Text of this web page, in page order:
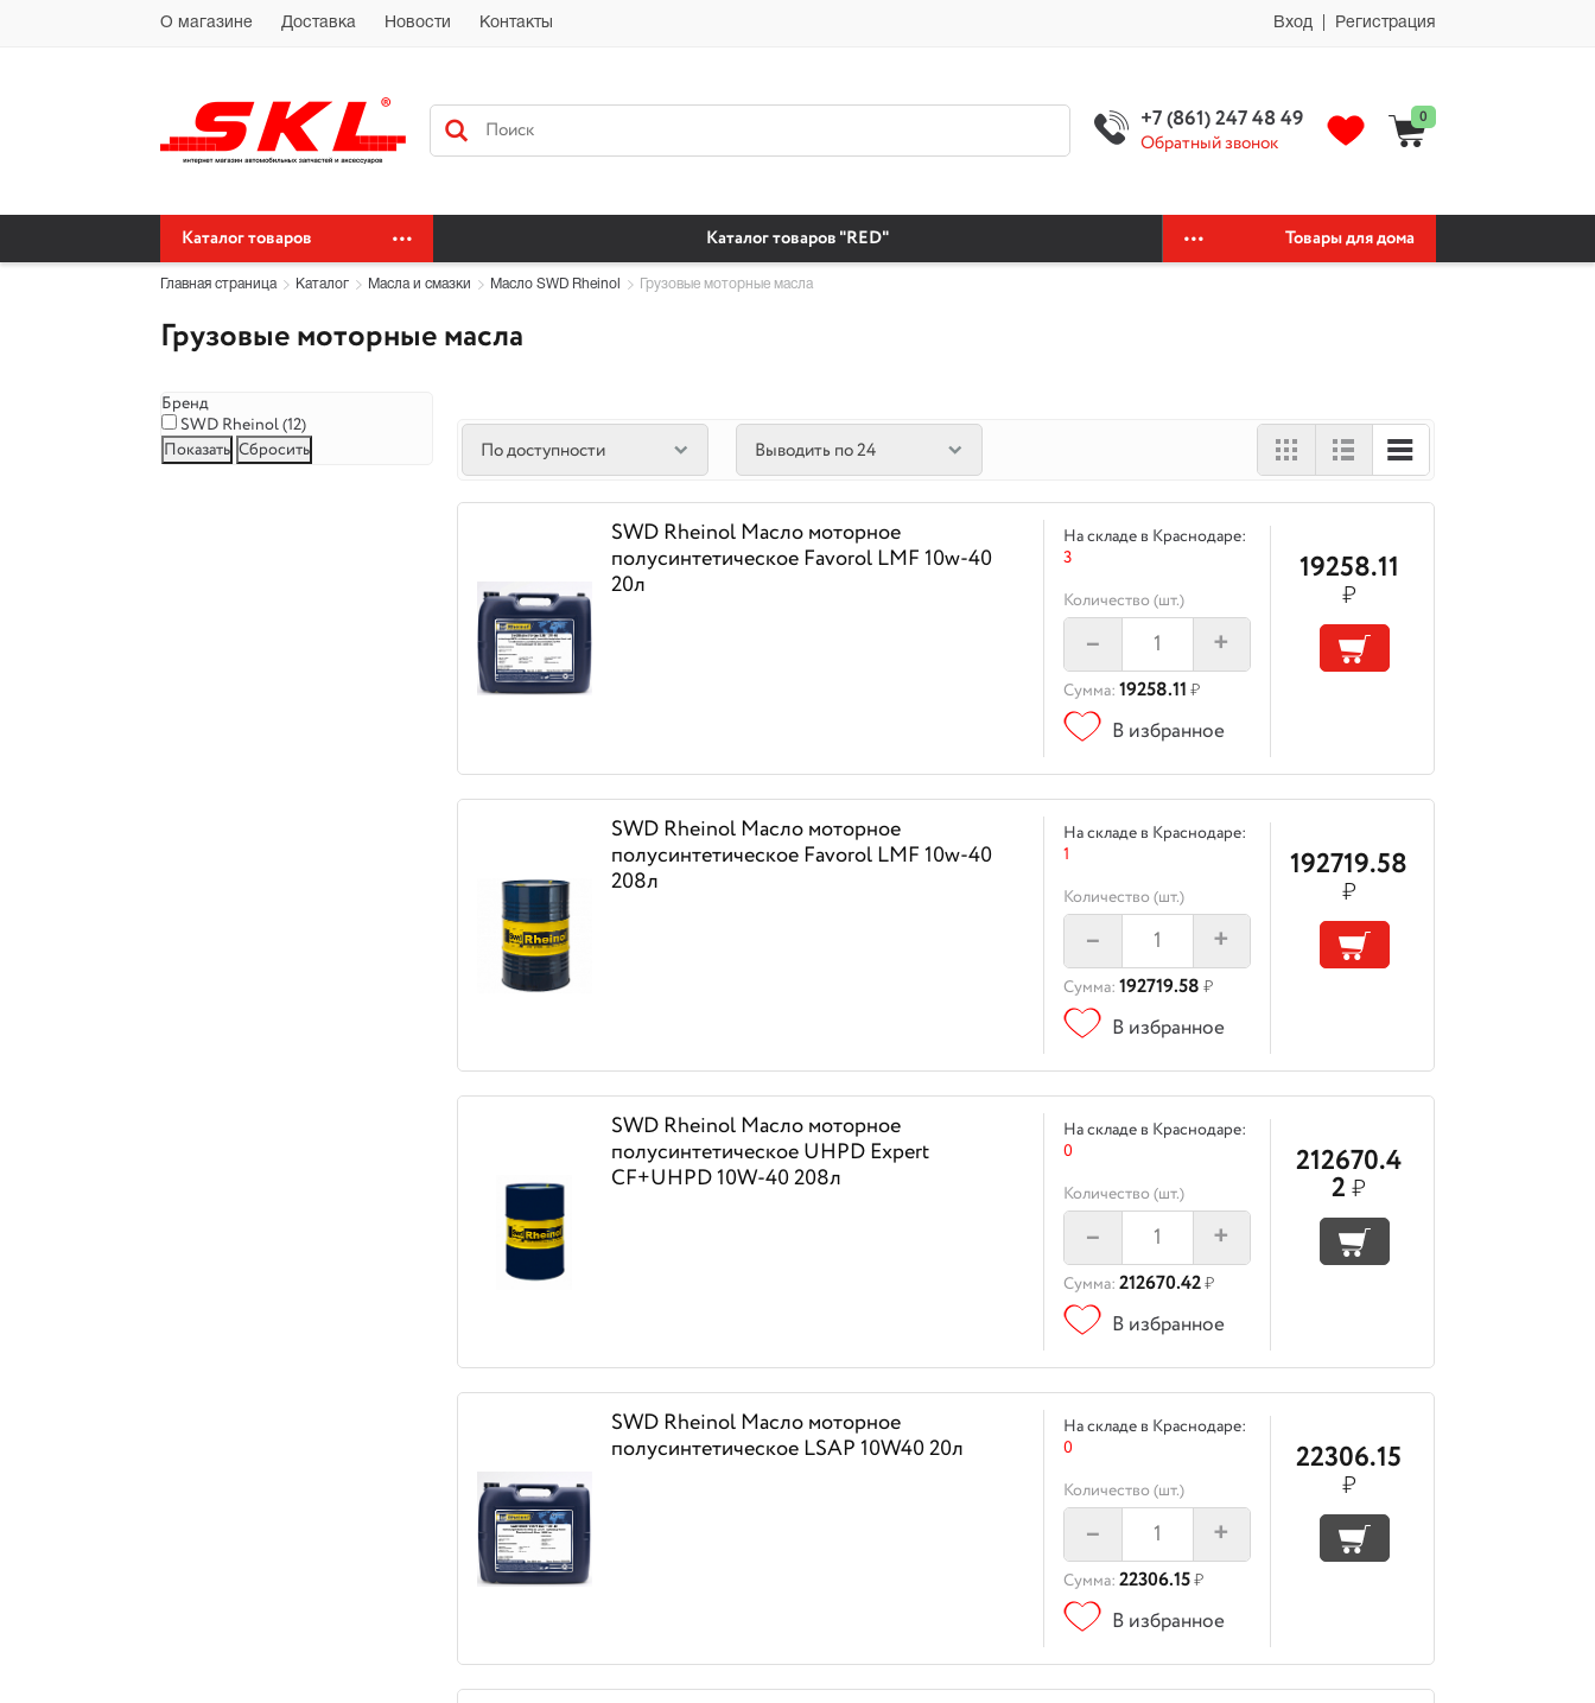
Автохимия Краснодар Доставка доставка по Краснодарскому краю бесплатная доставка бытовая химия автомобильные масла магазин автохимии автохимия официальный сайт автохимии автохимия официальный
сайт автохимия оптомО магазине Доставка Новости Контакты Вход | Регистрация
+7 (861) 247 48 49
Обратный звонок
0
Каталог товаров Каталог товаров "RED" Товары для дома
Главная страница Каталог Масла и смазки Масло SWD Rheinol Грузовые моторные масла
Грузовые моторные масла
Бренд
SWD Rheinol (12)
По доступности Выводить по 24
SWD Rheinol Масло моторное
полусинтетическое Favorоl LMF 10w-40
20л
На складе в Краснодаре:
3
Количество (шт.)
– +
Сумма: 19258.11 ₽
В избранное
19258.11
₽
SWD Rheinol Масло моторное
полусинтетическое Favorоl LMF 10w-40
208л
На складе в Краснодаре:
1
Количество (шт.)
– +
Сумма: 192719.58 ₽
В избранное
192719.58
₽
SWD Rheinol Масло моторное
полусинтетическое UHPD Expert
CF+UHPD 10W-40 208л
На складе в Краснодаре:
0
Количество (шт.)
– +
Сумма: 212670.42₽
В избранное
212670.4
2₽
SWD Rheinol Масло моторное
полусинтетическое LSAP 10W40 20л
На складе в Краснодаре:
0
Количество (шт.)
– +
Сумма: 22306.15₽
В избранное
22306.15
₽